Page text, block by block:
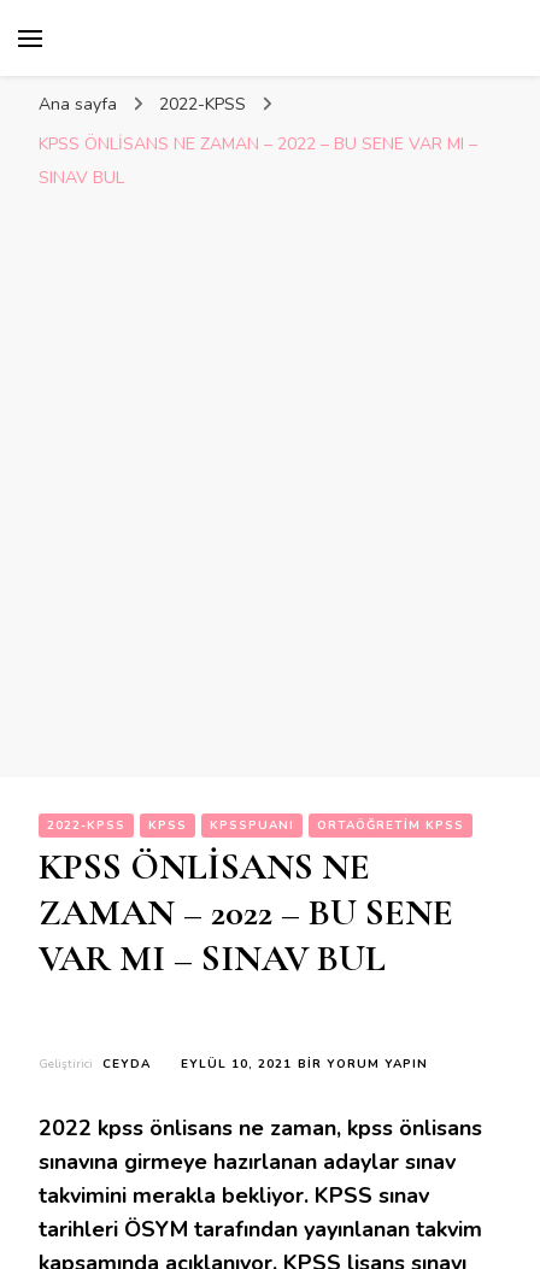
Ana sayfa
2022-KPSS
KPSS ÖNLİSANS NE ZAMAN – 2022 – BU SENE VAR MI –
SINAV BUL
2022-KPSS KPSS KPSSPUANI ORTAÖĞRETIM KPSS
KPSS ÖNLİSANS NE
ZAMAN – 2022 – BU SENE
VAR MI – SINAV BUL
Geliştirici CEYDA EYLÜL 10, 2021 KPSS
ZAMAN
2022
–
SENE
VAR
BIR YORUM YAPIN
2022 kpss önlisans ne zaman, kpss önlisans
sınavına girmeye hazırlanan adaylar sınav
takvimini merakla bekliyor. KPSS sınav
tarihleri ÖSYM tarafından yayınlanan takvim
kapsamında açıklanıyor. KPSS lisans sınavı